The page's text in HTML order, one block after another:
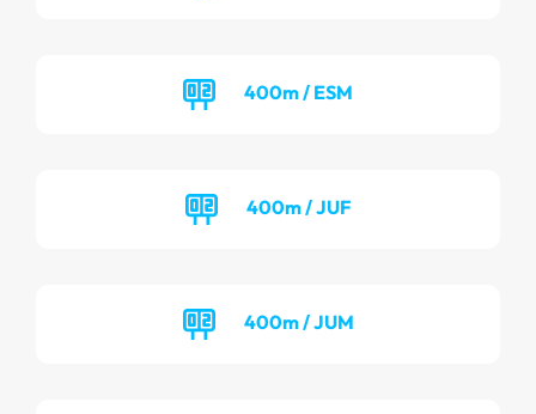
400m / ESM
400m / JUF
400m / JUM